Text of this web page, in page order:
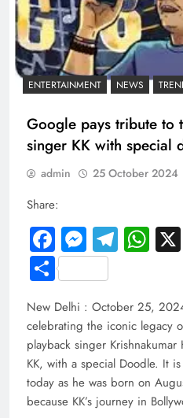
ENTERTAINMENT NEWS
Google pays tribute to
singer KK with special
admin 25 October 2024
Share:
Facebook
Share
New Delhi : October 25,
celebrating the iconic legacy
playback singer
KK, with a special Doodle. It
today as he was born on
because KK’s journey in